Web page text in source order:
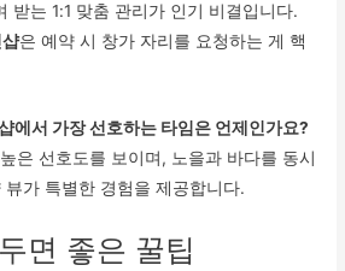
받는 1:1 맞춤 관리가 인기 비결입니다.
은 예약 시 창가 자리를 요청하는 게 핵
에서 가장 선호하는 타임은 언제인가요?
은 선호도를 보이며, 노을과 바다를 동시
가 특별한 경험을 제공합니다.
면 좋은 꿀팁